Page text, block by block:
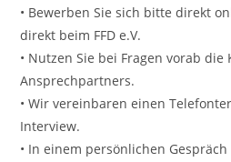
• Bewerben Sie sich bitte direkt
direkt beim FFD e.V.
• Nutzen Sie bei Fragen vorab
Ansprechpartners.
• Wir vereinbaren einen
Interview.
• In einem persönlichen